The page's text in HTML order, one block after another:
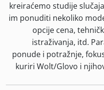
kreiraćemo studije
im ponuditi nekoliko
opcije cena,
istraživanja, itd.
ponude i potražnje,
kuriri Wolt/Glovo i